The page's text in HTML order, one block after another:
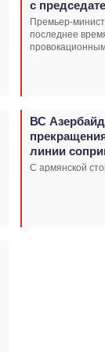
с
Премьер-
последнее
ВС
линии
С армянской